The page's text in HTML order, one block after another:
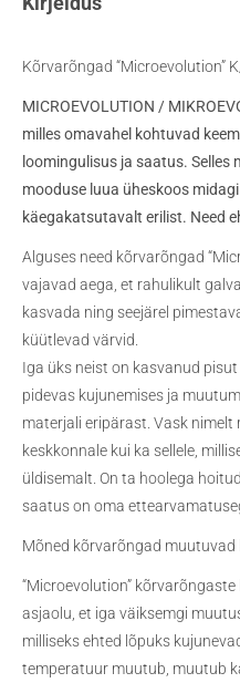
Kõrvarõngad “Microevolution”
MICROEVOLUTION /
milles omavahel kohtuvad
loomingulisus ja saatus. Selles
mooduse luua üheskoos
käegakatsutavalt erilist. Need
Alguses need kõrvarõngad
vajavad aega, et rahulikult
kasvada ning seejärel
küütlevad värvid.
Iga üks neist on kasvanud
pidevas kujunemises ja
materjali eripärast. Vask nimelt
keskkonnale kui ka sellele,
üldisemalt. On ta hoolega
saatus on oma
Mõned kõrvarõngad muutuvad
“Microevolution”
asjaolu, et iga väiksemgi
milliseks ehted lõpuks
temperatuur muutub, muutub